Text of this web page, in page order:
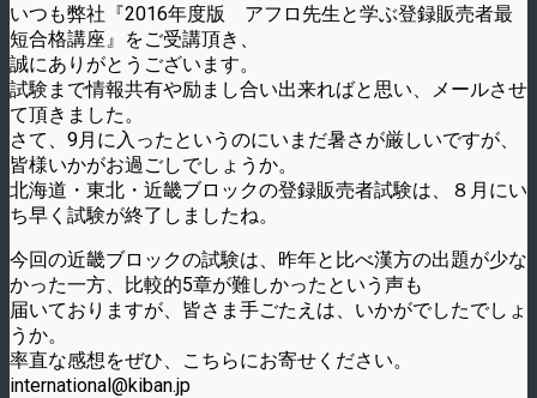
いつも弊社『2016年度版 アフロ先生と学ぶ登録販売者最
短合格講座』をご受講頂き、
誠にありがとうございます。
試験まで情報共有や励まし合い出来ればと思い、メールさせ
て頂きました。
さて、9月に入ったというのにいまだ暑さが厳しいですが、
皆様いかがお過ごしでしょうか。
北海道・東北・近畿ブロックの登録販売者試験は、８月にい
ち早く試験が終了しましたね。
今回の近畿ブロックの試験は、昨年と比べ漢方の出題が少な
かった一方、比較的5章が難しかったという声も
届いておりますが、皆さま手ごたえは、いかがでしたでしょ
うか。
率直な感想をぜひ、こちらにお寄せください。
international@kiban.jp